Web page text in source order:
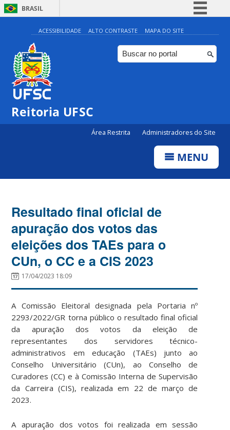
BRASIL
Simplifique!
Comunica BR
Participe
ACESSIBILIDADE ALTO CONTRASTE MAPA DO SITE
Reitoria UFSC
Área Restrita Administradores do Site
MENU
Resultado final oficial de
apuração dos votos das
eleições dos TAEs para o
CUn, o CC e a CIS 2023
17/04/2023 18:09
A Comissão Eleitoral designada pela Portaria nº
2293/2022/GR torna público o resultado final oficial
da apuração dos votos da eleição de
representantes dos servidores técnico-
administrativos em educação (TAEs) junto ao
Conselho Universitário (CUn), ao Conselho de
Curadores (CC) e à Comissão Interna de Supervisão
da Carreira (CIS), realizada em 22 de março de
2023.
A apuração dos votos foi realizada em sessão